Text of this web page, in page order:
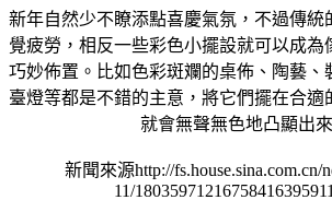
新年自然少不瞭添點喜慶氣氛，不過傳統
覺疲勞，相反一些彩色小擺設就可以成為
巧妙佈置。比如色彩斑斕的桌佈、陶藝、
臺燈等都是不錯的主意，將它們擺在合適
就會無聲無色地凸顯出來
新聞來源http://fs.house.sina.com.cn/
11/